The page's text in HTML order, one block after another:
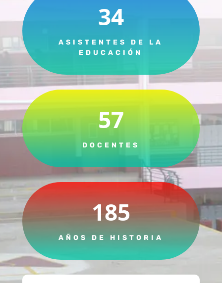
34
ASISTENTES DE LA
EDUCACIÓN
57
DOCENTES
185
AÑOS DE HISTORIA